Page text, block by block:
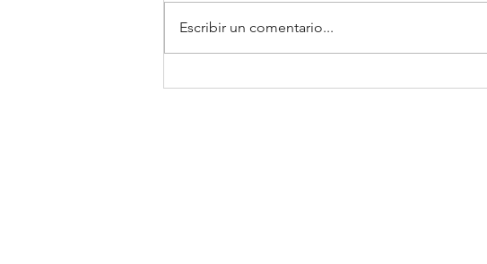
Escribir un comentario...